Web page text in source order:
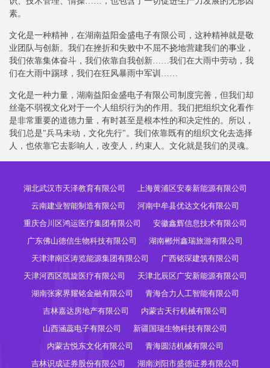
素。
文化是一种精神，在湖南益阳金盛电子有限公司，这种精神就是敬
业团队与创新。我们在挫折和失败中不屈不挠地营建我们的事业，
我们依靠集体奋斗，我们依靠自我创新……我们在大雨中劳动，我
们在大雨中踢球，我们在狂风暴雨中军训……
文化是一种力量，湖南益阳金盛电子有限公司制度完善，但我们却
丝毫不弱视文化对于一个人组织行为的作用。我们把组织文化看作
是非常重要的道德力量，有时甚至是根本性的和决定性的。所以，
我们总是"兵马未动，文化先行"。我们依靠既有的组织文化去选择
人，也依靠它去影响人，改变人，约束人。文化就是我们的灵魂。
湖北武汉市天泽教育有限公司
上海黄浦区安泰新能源有限公司
云南建业智能制造有限公司
河南中牟县优达文化有限公司
重庆合川区鸿运医疗集团有限公司
安徽鑫辉信息技术有限公司
广东佛山德信生物科技有限公司
湖南郴州鑫瑞旅游有限公司
天津津南区涛览能源集团有限公司
广西铭琛建筑有限公司
天津河西区凯旋医疗有限公司
天津北辰区广安新能源有限公司
湖南张家界耀铭金融有限公司
青海合力人工智能有限公司
吉林嘉达房地产有限公司
内蒙古天行机械有限公司
山西涵蕊电子有限公司
新疆国瑞生物科技有限公司
内蒙古悦东文化有限公司
青海圆洁机械有限公司
吉林识成证券股份有限公司
湖南浏阳市盛德证券有限公司